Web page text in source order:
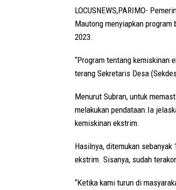
LOCUSNEWS,PARIMO-
Mautong menyiapkan
2023.
“Program tentang kemiskinan
terang Sekretaris Desa
Menurut Subran, untuk
melakukan pendataan.Ia
kemiskinan ekstrim.
Hasilnya, ditemukan sebanyak
ekstrim. Sisanya, sudah
“Ketika kami turun di